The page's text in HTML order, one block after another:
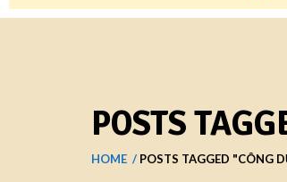
POSTS
HOME POSTS TAGGED "CÔNG